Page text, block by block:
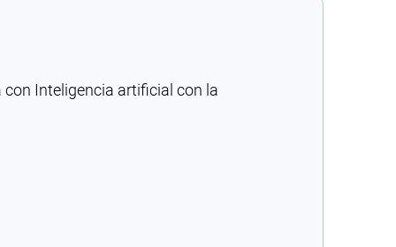
Inteligencia artificial con la